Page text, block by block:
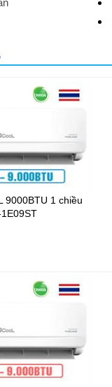
9000BTU 1 chiều